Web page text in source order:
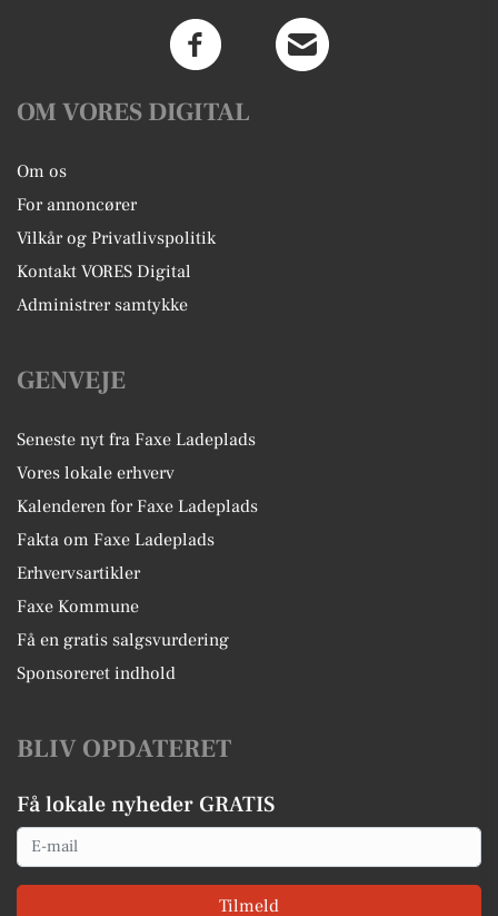
OM VORES DIGITAL
Om os
For annoncører
Vilkår og Privatlivspolitik
Kontakt VORES Digital
Administrer samtykke
GENVEJE
Seneste nyt fra Faxe Ladeplads
Vores lokale erhverv
Kalenderen for Faxe Ladeplads
Fakta om Faxe Ladeplads
Erhvervsartikler
Faxe Kommune
Få en gratis salgsvurdering
Sponsoreret indhold
BLIV OPDATERET
Få lokale nyheder GRATIS
Email
Tilmeld